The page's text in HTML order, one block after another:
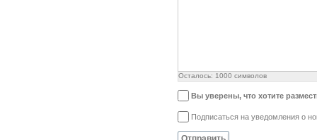
Осталось: 1000 символов
Вы уверены, что хотите
Подписаться на уведомления о